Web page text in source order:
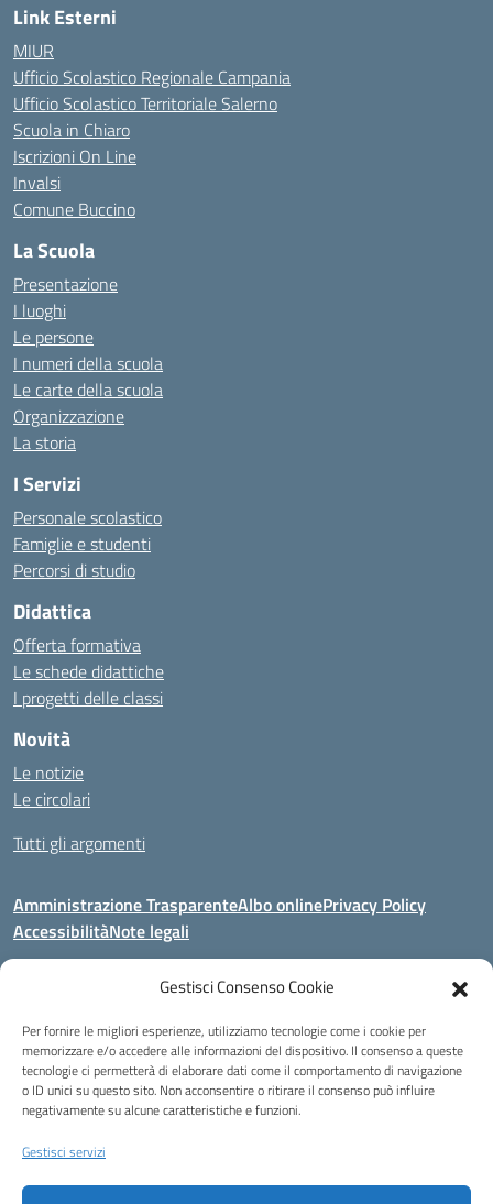
Gestisci Consenso Cookie
Per fornire le migliori esperienze, utilizziamo tecnologie come i cookie per
memorizzare e/o accedere alle informazioni del dispositivo. Il consenso a queste
tecnologie ci permetterà di elaborare dati come il comportamento di navigazione
o ID unici su questo sito. Non acconsentire o ritirare il consenso può influire
negativamente su alcune caratteristiche e funzioni.
Gestisci servizi
Link Esterni
MIUR
Ufficio Scolastico Regionale Campania
Ufficio Scolastico Territoriale Salerno
Scuola in Chiaro
Iscrizioni On Line
Invalsi
Comune Buccino
La Scuola
Presentazione
I luoghi
Le persone
I numeri della scuola
Le carte della scuola
Organizzazione
La storia
I Servizi
Personale scolastico
Famiglie e studenti
Percorsi di studio
Didattica
Offerta formativa
Le schede didattiche
I progetti delle classi
Novità
Le notizie
Le circolari
Tutti gli argomenti
Amministrazione TrasparenteAlbo onlinePrivacy Policy
AccessibilitàNote legali
Centralino:0828 955033 Email:saic8be00q@istruzione.it
Posta elettronica certificata (PEC):saic8be00q@pec.istruzione.it
Codice fiscale: 91053550652
Codice Indice delle Pubbliche Amministrazioni (IPA): icb_65